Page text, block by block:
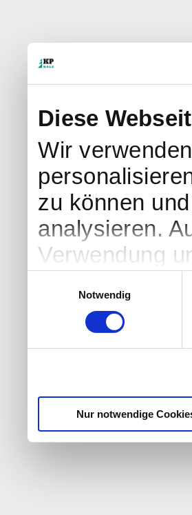
Diese
Wir
zu können
analysieren.
Verwendung
Partner
weiteren
Notwendig
Nur notwendige